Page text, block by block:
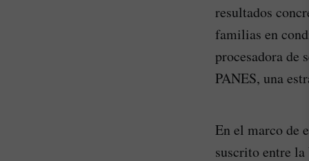
resultados
familias en
procesadora de
PANES, una
En el marco de
suscrito entre